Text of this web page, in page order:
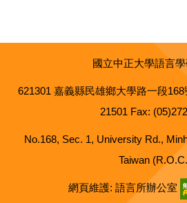
國立中正大學語言
621301 嘉義縣民雄鄉大學路一段168
21501 Fax:
No.168, Sec. 1, University Rd.,
Taiwan
網頁維護: 語言所辦公室